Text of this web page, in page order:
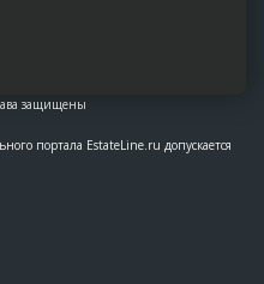
защищены
портала EstateLine.ru допускается